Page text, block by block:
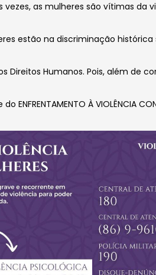
as mulheres são vítimas da
estão na discriminação
Direitos Humanos. Pois, além de
À VIOLÊNCIA